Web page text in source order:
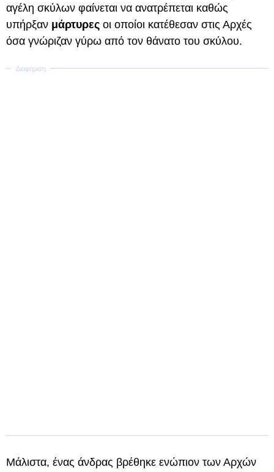
αγέλη σκύλων φαίνεται να ανατρέπεται καθώς
υπήρξαν μάρτυρες οι οποίοι κατέθεσαν στις Αρχές
όσα γνώριζαν γύρω από τον θάνατο του σκύλου.
Μάλιστα, ένας άνδρας βρέθηκε ενώπιον των Αρχών